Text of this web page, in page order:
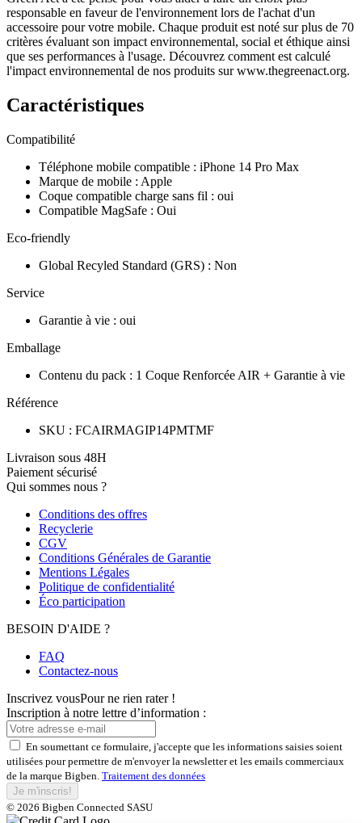
responsable en faveur de l'environnement lors de l'achat d'un
accessoire pour votre mobile. Chaque produit est noté sur plus de 70
critères évaluant son impact environnemental, social et éthique ainsi
que ses performances à l'usage. Découvrez comment est calculé
l'impact environnemental de nos produits sur www.thegreenact.org.
Caractéristiques
Compatibilité
Téléphone mobile compatible : iPhone 14 Pro Max
Marque de mobile : Apple
Coque compatible charge sans fil : oui
Compatible MagSafe : Oui
Eco-friendly
Global Recyled Standard (GRS) : Non
Service
Garantie à vie : oui
Emballage
Contenu du pack : 1 Coque Renforcée AIR + Garantie à vie
Référence
SKU : FCAIRMAGIP14PMTMF
Livraison sous 48H
Paiement sécurisé
Qui sommes nous ?
Conditions des offres
Recyclerie
CGV
Conditions Générales de Garantie
Mentions Légales
Politique de confidentialité
Éco participation
BESOIN D'AIDE ?
FAQ
Contactez-nous
Inscrivez vousPour ne rien rater !
Inscription à notre lettre d’information :
En soumettant ce formulaire, j'accepte que les informations saisies soient
utilisées pour permettre de m'envoyer la newsletter et les emails commerciaux
de la marque Bigben. Traitement des données
Je m'inscris!
© 2026 Bigben Connected SASU